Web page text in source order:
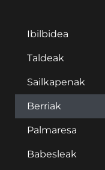
Ibilbidea
Taldeak
Sailkapenak
Berriak
Palmaresa
Babesleak